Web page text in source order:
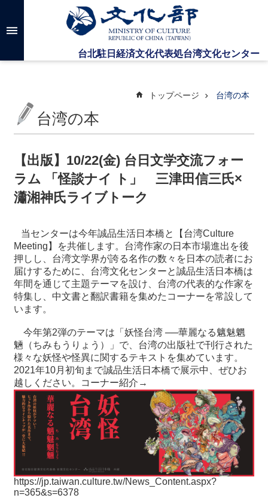
メインのコンテンツブロックにジャンプします
高
検
台
セ
ン
タ
つ
い
て
最
新
と
申
込
台
湾
の
トップページ 台湾の本
台湾の本
【出版】10/22(金) 台日文学交流フォー
ラム 「怪談ナイ ト」 三津田信三氏×
瀟湘神氏ライブトーク
当センターは今年誠品生活日本橋と【台湾Culture
Meeting】を共催します。台湾作家の日本市場進出を後
押しし、台湾文学界が誇る名作の数々を日本の読者にお
届けするために、台湾文化センターと誠品生活日本橋は
年間を通じて主題テーマを設け、台湾の代表的な作家を
特集し、中文書と翻訳書籍を集めたコーナーを常設して
います。
今年第2弾のテーマは「妖怪台湾 ──華麗なる魑魅魍
魎（ちみもうりょう）」で、台湾の出版社で刊行された
様々な妖怪や怪異に関するテキストを集めています。
2021年10月初旬まで誠品生活日本橋で展示中、ぜひお
越しください。コーナー紹介→
https://jp.taiwan.culture.tw/News_Content.aspx?
n=365&s=6378